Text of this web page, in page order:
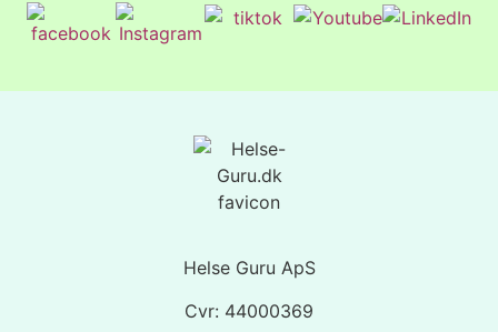
Helse Guru ApS
Cvr: 44000369